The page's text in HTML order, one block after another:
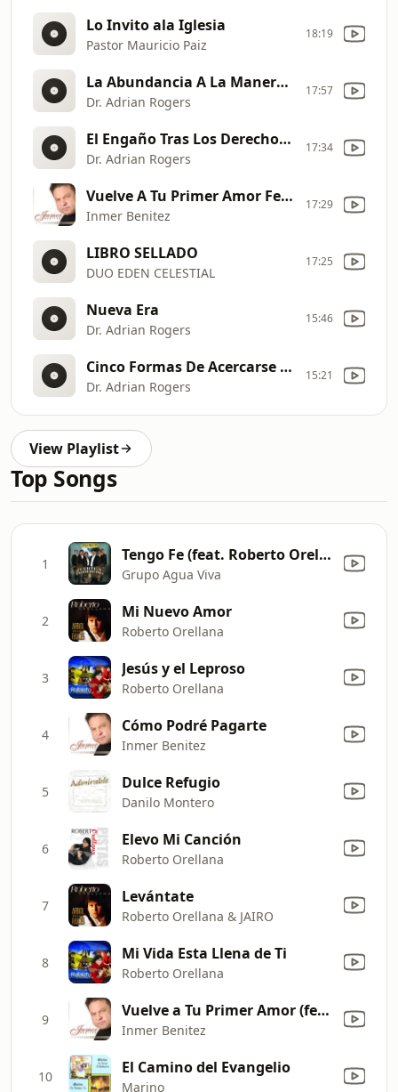
Lo Invito ala Iglesia
Pastor Mauricio Paiz
18:19
La Abundancia A La Manera de Dios
Dr. Adrian Rogers
17:57
El Engaño Tras Los Derechos De Los Animales II
Dr. Adrian Rogers
17:34
Vuelve A Tu Primer Amor Feat Oscar Breve
Inmer Benitez
17:29
LIBRO SELLADO
DUO EDEN CELESTIAL
17:25
Nueva Era
Dr. Adrian Rogers
15:46
Cinco Formas De Acercarse Más A Jesús
Dr. Adrian Rogers
15:21
View Playlist
Top Songs
1 Tengo Fe (feat. Roberto Orellana)
Grupo Agua Viva
2 Mi Nuevo Amor
Roberto Orellana
3 Jesús y el Leproso
Roberto Orellana
4 Cómo Podré Pagarte
Inmer Benitez
5 Dulce Refugio
Danilo Montero
6 Elevo Mi Canción
Roberto Orellana
7 Levántate
Roberto Orellana & JAIRO
8 Mi Vida Esta Llena de Ti
Roberto Orellana
9 Vuelve a Tu Primer Amor (feat. Oscar Breve)
Inmer Benitez
10 El Camino del Evangelio
Marino